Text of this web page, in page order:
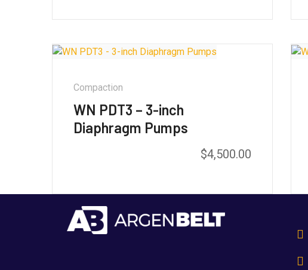
Compaction
WN PDT3 – 3-inch
Diaphragm Pumps
$4,500.00